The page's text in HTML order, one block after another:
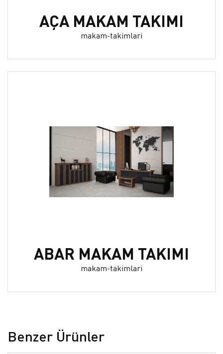
AÇA MAKAM TAKIMI
makam-takimlari
ABAR MAKAM TAKIMI
makam-takimlari
Benzer Ürünler